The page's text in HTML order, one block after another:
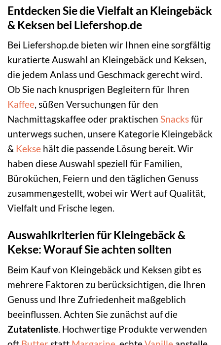
Entdecken Sie die Vielfalt an Kleingebäck
& Keksen bei Liefershop.de
Bei Liefershop.de bieten wir Ihnen eine sorgfältig
kuratierte Auswahl an Kleingebäck und Keksen,
die jedem Anlass und Geschmack gerecht wird.
Ob Sie nach knusprigen Begleitern für Ihren
Kaffee, süßen Versuchungen für den
Nachmittagskaffee oder praktischen Snacksfür
unterwegs suchen, unsere Kategorie Kleingebäck
& Kekse hält die passende Lösung bereit. Wir
haben diese Auswahl speziell für Familien,
Büroküchen, Feiern und den täglichen Genuss
zusammengestellt, wobei wir Wert auf Qualität,
Vielfalt und Frische legen.
Auswahlkriterien für Kleingebäck &
Kekse: Worauf Sie achten sollten
Beim Kauf von Kleingebäck und Keksen gibt es
mehrere Faktoren zu berücksichtigen, die Ihren
Genuss und Ihre Zufriedenheit maßgeblich
beeinflussen. Achten Sie zunächst auf die
Zutatenliste. Hochwertige Produkte verwenden